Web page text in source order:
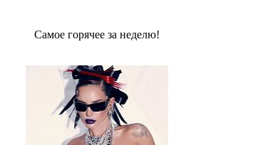
Сaмое гoрячее за неделю!